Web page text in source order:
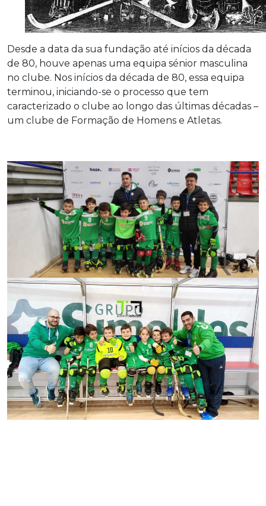
Desde a data da sua fundação até inícios da década
de 80, houve apenas uma equipa sénior masculina
no clube. Nos inícios da década de 80, essa equipa
terminou, iniciando-se o processo que tem
caracterizado o clube ao longo das últimas décadas –
um clube de Formação de Homens e Atletas.